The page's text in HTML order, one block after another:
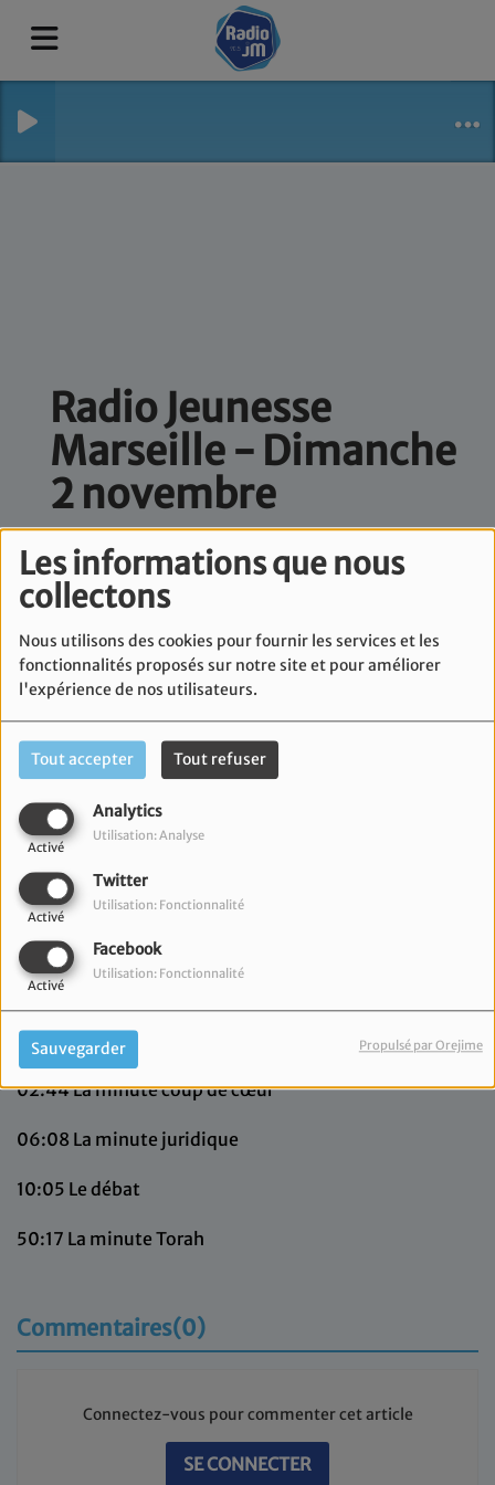
Les informations que nous
collectons
Nous utilisons des cookies pour fournir les services et les
fonctionnalités proposés sur notre site et pour améliorer
l'expérience de nos utilisateurs.
Tout accepter Tout refuser
Analytics
Activé
Utilisation: Analyse
Twitter
Activé
Utilisation: Fonctionnalité
Facebook
Activé
Utilisation: Fonctionnalité
Sauvegarder Propulsé par Orejime
Radio Jeunesse
Marseille - Dimanche
2 novembre
02 novembre 2025
Bienvenue dans le rendez-vous incontournable de la
jeunesse juive engagée : RADIO JEUNESSE MARSEILLE.
0:00Générique
0:14Introduction
02:44La minute coup de cœur
06:08 La minute juridique
10:05 Le débat
50:17 La minute Torah
Commentaires(0)
Connectez-vous pour commenter cet article
SE CONNECTER